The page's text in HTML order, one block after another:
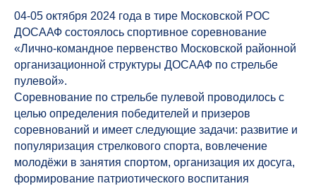
04-05 октября 2024 года в тире Московской РОС
ДОСААФ состоялось спортивное соревнование
«Лично-командное первенство Московской районной
организационной структуры ДОСААФ по стрельбе
пулевой».
Соревнование по стрельбе пулевой проводилось с
целью определения победителей и призеров
соревнований и имеет следующие задачи: развитие и
популяризация стрелкового спорта, вовлечение
молодёжи в занятия спортом, организация их досуга,
формирование патриотического воспитания